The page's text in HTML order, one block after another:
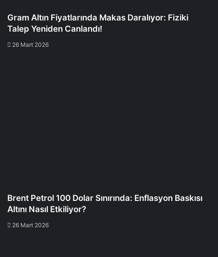
Gram Altın Fiyatlarında Makas Daralıyor: Fiziki
Talep Yeniden Canlandı!
26 Mart 2026
Brent Petrol 100 Dolar Sınırında: Enflasyon Baskısı
Altını Nasıl Etkiliyor?
26 Mart 2026